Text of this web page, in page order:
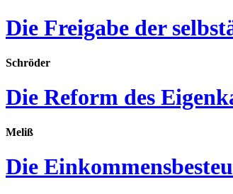
Die Freigabe der
Schröder
Die Reform des
Meliß
Die